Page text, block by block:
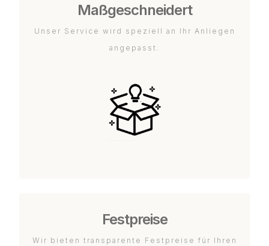
Maßgeschneidert
Unser Service wird speziell an Ihr Anliegen
angepasst.
Festpreise
Wir bieten transparente Festpreise für Ihren